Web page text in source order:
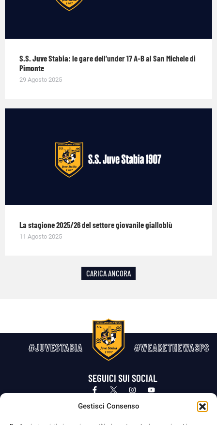
Gestisci Consenso
S.S. Juve Stabia: le gare dell’under 17 A-B al San Michele di
Pimonte
29 Agosto 2025
La stagione 2025/26 del settore giovanile gialloblù
11 Agosto 2025
CARICA ANCORA
#JUVESTABIA #WEARETHEWASPS
SEGUICI SUI SOCIAL
Privacy Policy Cookie Policy